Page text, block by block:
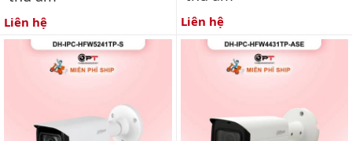
Liên hệ Liên hệ